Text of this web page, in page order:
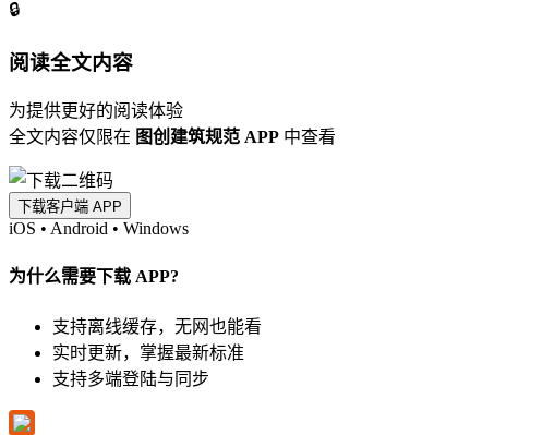
🔒
阅读全文内容
为提供更好的阅读体验
全文内容仅限在 图创建筑规范 APP 中查看
下载客户端 APP
iOS • Android • Windows
为什么需要下载 APP?
支持离线缓存，无网也能看
实时更新，掌握最新标准
支持多端登陆与同步